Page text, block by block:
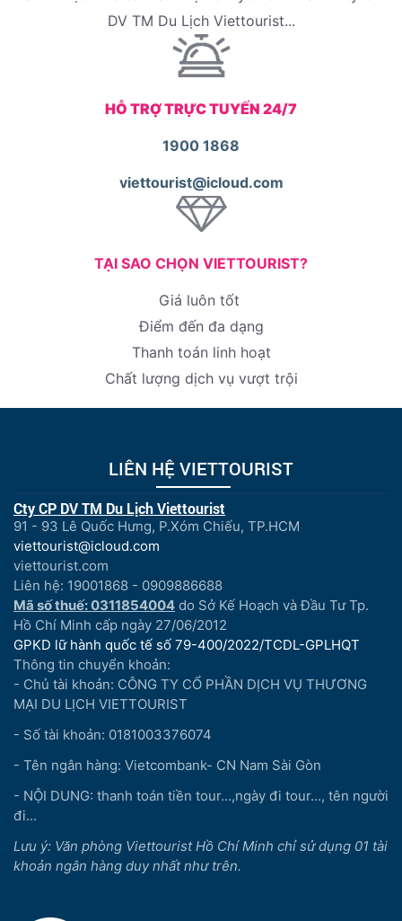
DV TM Du Lịch Viettourist...
HỖ TRỢ TRỰC TUYẾN 24/7
1900 1868
viettourist@icloud.com
TẠI SAO CHỌN VIETTOURIST?
Giá luôn tốt
Điểm đến đa dạng
Thanh toán linh hoạt
Chất lượng dịch vụ vượt trội
LIÊN HỆ VIETTOURIST
Cty CP DV TM Du Lịch Viettourist
91 - 93 Lê Quốc Hưng, P.Xóm Chiếu, TP.HCM
viettourist@icloud.com
viettourist.com
Liên hệ: 19001868 - 0909886688
Mã số thuế: 0311854004 do Sở Kế Hoạch và Đầu Tư Tp.
Hồ Chí Minh cấp ngày 27/06/2012
GPKD lữ hành quốc tế số 79-400/2022/TCDL-GPLHQT
Thông tin chuyển khoản:
- Chủ tài khoản: CÔNG TY CỔ PHẦN DỊCH VỤ THƯƠNG
MẠI DU LỊCH VIETTOURIST
- Số tài khoản: 0181003376074
- Tên ngân hàng: Vietcombank- CN Nam Sài Gòn
- NỘI DUNG: thanh toán tiền tour...,ngày đi tour..., tên người
đi...
Lưu ý: Văn phòng Viettourist Hồ Chí Minh chỉ sử dụng 01 tài
khoản ngân hàng duy nhất như trên.